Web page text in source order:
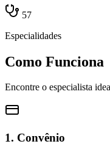
57
Especialidades
Como Funciona
Encontre o especialista
1. Convênio